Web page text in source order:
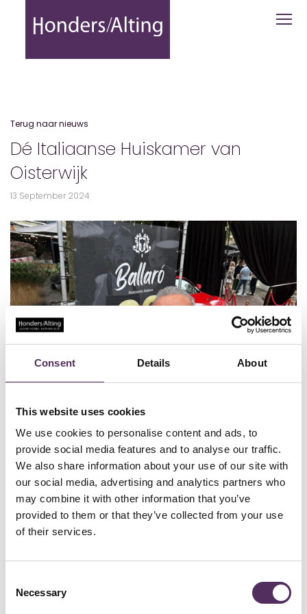
Consent Details About
This website uses cookies
We use cookies to personalise content and ads, to
provide social media features and to analyse our traffic.
We also share information about your use of our site with
our social media, advertising and analytics partners who
may combine it with other information that you’ve
provided to them or that they’ve collected from your use
of their services.
Selection
Necessary
Dé Italiaanse Huiskamer van
Terug naar nieuws
Dé Italiaanse Huiskamer van
Oisterwijk
13 September 2024
Afgelopen week vierde Ballaró, het geliefde Italiaanse restaurant in
Oisterwijk, zijn 20-jarig bestaan. Dit jubileum markeert twee decennia
van heerlijke Italiaanse gerechten, warme gastvrijheid en een
authentieke Italiaanse sfeer in het hart van Oisterwijk.
Ballaró, vernoemd naar het oude marktgedeelte van Palermo, waar
oprichters Giuseppe en Fabio zijn opgegroeid, heeft zijn naam en
reputatie in de regio gevestigd door elke dag verse producten aan
aangeleverd en omgetoverd tot smaakvolle Italiaanse maaltijden.
In een charmante woonwijk, net buiten het centrum van Oisterwijk,